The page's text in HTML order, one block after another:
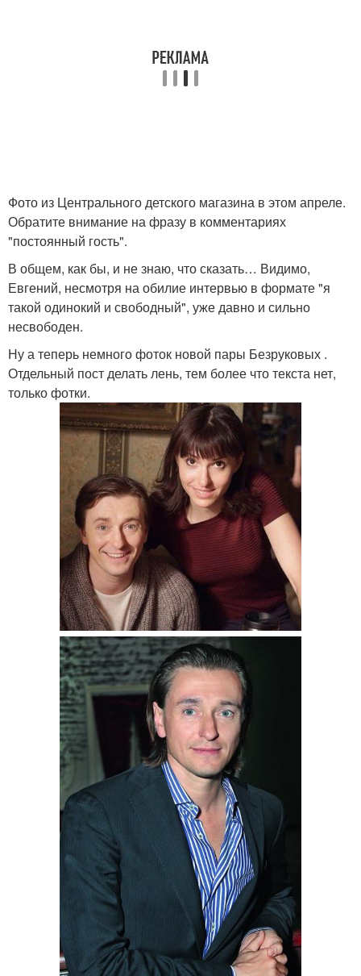
Фото из Центрального детского магазина в этом апреле.
Обратите внимание на фразу в комментариях
"постоянный гость".
В общем, как бы, и не знаю, что сказать… Видимо,
Евгений, несмотря на обилие интервью в формате "я
такой одинокий и свободный", уже давно и сильно
несвободен.
Ну а теперь немного фоток новой пары Безруковых .
Отдельный пост делать лень, тем более что текста нет,
только фотки.